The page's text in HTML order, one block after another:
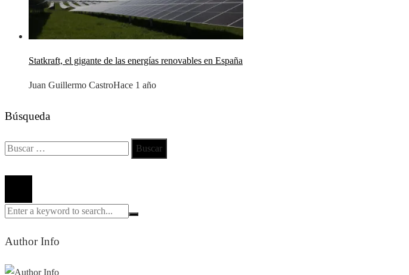
Statkraft, el gigante de las energías renovables en España
Juan Guillermo CastroHace 1 año
Búsqueda
Buscar:
Author Info